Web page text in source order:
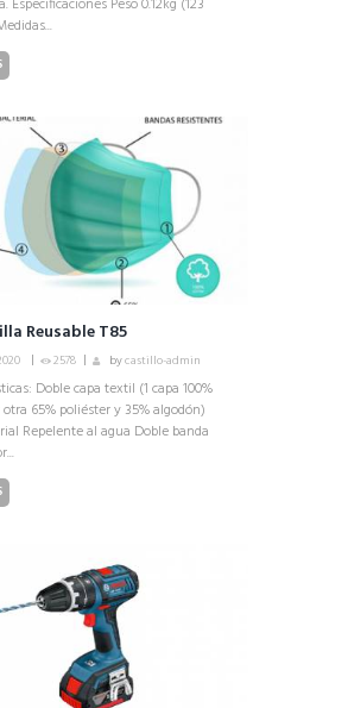
Especificaciones Peso 0.12kg (123
Reusable T85
2578 bycastillo-admin
Doble capa textil (1 capa 100%
65% poliéster y 35% algodón)
Repelente al agua Doble banda